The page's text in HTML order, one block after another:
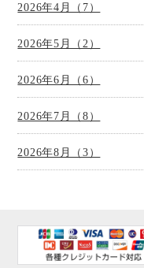
2026年4月（7）
2026年5月（2）
2026年6月（6）
2026年7月（8）
2026年8月（3）